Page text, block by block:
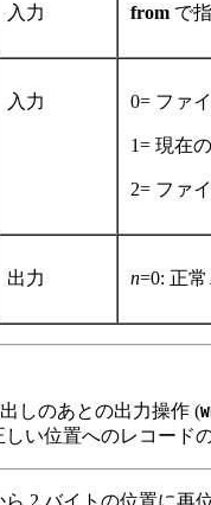
入力 from で
入力 0= ファ
1= 現在
2= ファ
出力 n=0: 正常
しのあとの出力操作 (
い位置へのレコード